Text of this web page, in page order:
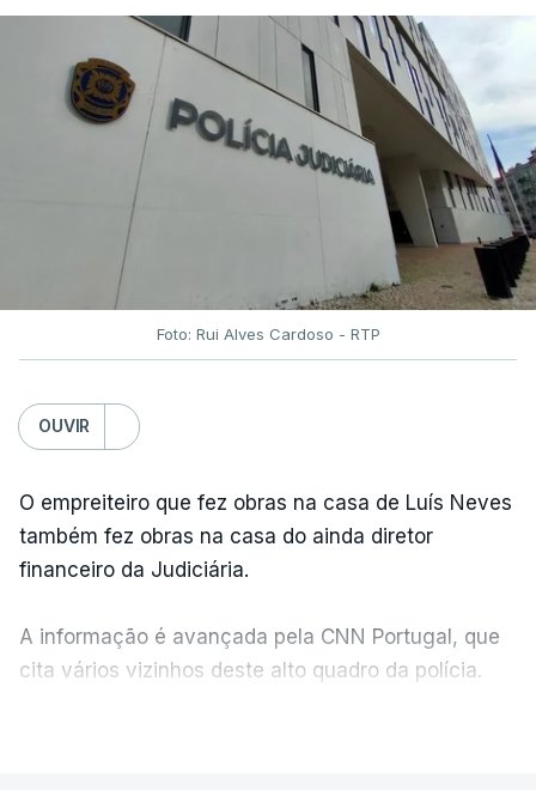
Foto: Rui Alves Cardoso - RTP
OUVIR
O empreiteiro que fez obras na casa de Luís Neves
também fez obras na casa do ainda diretor
financeiro da Judiciária.
A informação é avançada pela CNN Portugal, que
cita vários vizinhos deste alto quadro da polícia.